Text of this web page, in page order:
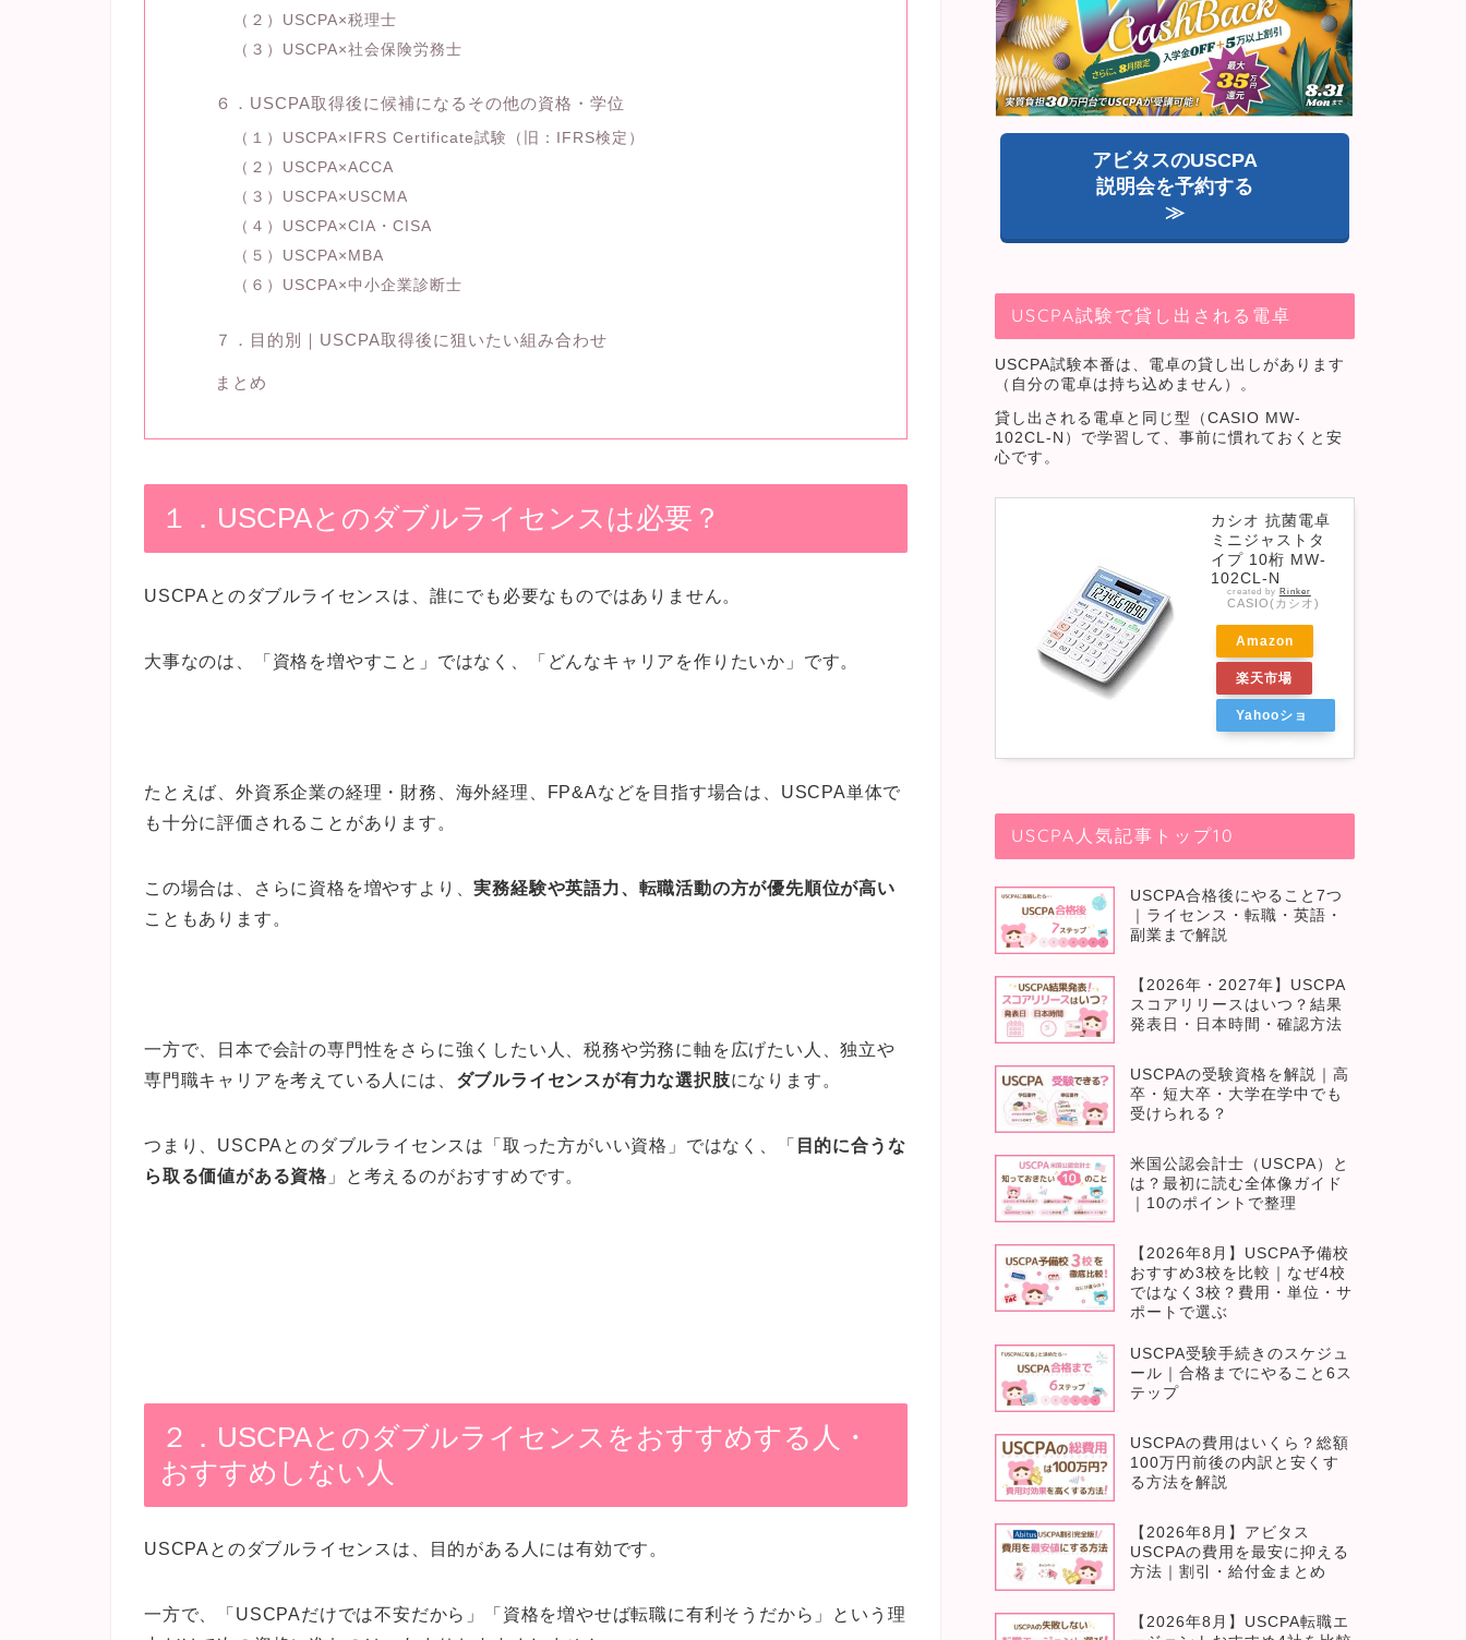
（２）USCPA×税理士
（３）USCPA×社会保険労務士
６．USCPA取得後に候補になるその他の資格・学位
（１）USCPA×IFRS Certificate試験（旧：IFRS検定）
（２）USCPA×ACCA
（３）USCPA×USCMA
（４）USCPA×CIA・CISA
（５）USCPA×MBA
（６）USCPA×中小企業診断士
７．目的別｜USCPA取得後に狙いたい組み合わせ
まとめ
１．USCPAとのダブルライセンスは必要？
USCPAとのダブルライセンスは、誰にでも必要なものではありません。
大事なのは、「資格を増やすこと」ではなく、「どんなキャリアを作りたいか」です。
たとえば、外資系企業の経理・財務、海外経理、FP&Aなどを目指す場合は、USCPA単体で
も十分に評価されることがあります。
この場合は、さらに資格を増やすより、実務経験や英語力、転職活動の方が優先順位が高い
こともあります。
一方で、日本で会計の専門性をさらに強くしたい人、税務や労務に軸を広げたい人、独立や
専門職キャリアを考えている人には、 ダブルライセンスが有力な選択肢になります。
つまり、USCPAとのダブルライセンスは「取った方がいい資格」ではなく、「
目的に合うな
ら取る価値がある資格 」と考えるのがおすすめです。
２．USCPAとのダブルライセンスをおすすめする人・
おすすめしない人
USCPAとのダブルライセンスは、目的がある人には有効です。
一方で、「USCPAだけでは不安だから」「資格を増やせば転職に有利そうだから」という理
アビタスのUSCPA
説明会を予約する
≫
USCPA試験で貸し出される電卓
USCPA試験本番は、電卓の貸し出しがあります
（自分の電卓は持ち込めません）。
貸し出される電卓と同じ型（CASIO MW-
102CL-N）で学習して、事前に慣れておくと安
心です。
カシオ 抗菌電卓
ミニジャストタ
イプ 10桁 MW-
102CL-N
created by Rinker
CASIO(カシオ)
Amazon
楽天市場
Yahooショ
USCPA人気記事トップ10
USCPA合格後にやること7つ
｜ライセンス・転職・英語・
副業まで解説
【2026年・2027年】USCPA
スコアリリースはいつ？結果
発表日・日本時間・確認方法
USCPAの受験資格を解説｜高
卒・短大卒・大学在学中でも
受けられる？
米国公認会計士（USCPA）と
は？最初に読む全体像ガイド
｜10のポイントで整理
【2026年8月】USCPA予備校
おすすめ3校を比較｜なぜ4校
ではなく3校？費用・単位・サ
ポートで選ぶ
USCPA受験手続きのスケジュ
ール｜合格までにやること6ス
テップ
USCPAの費用はいくら？総額
100万円前後の内訳と安くす
る方法を解説
【2026年8月】アビタス
USCPAの費用を最安に抑える
方法｜割引・給付金まとめ
【2026年8月】USCPA転職エ